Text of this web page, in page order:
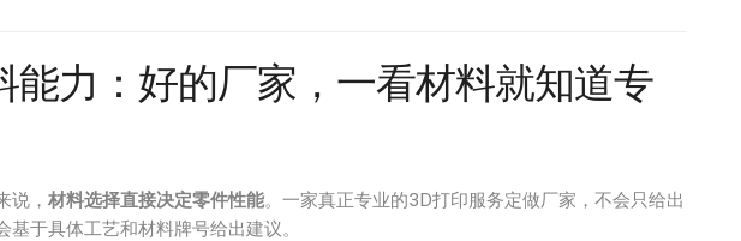
能力：好的厂家，一看材料就知道专
说， 材料选择直接决定零件性能。一家真正专业的3D打印服务定做厂家，不会只给出
基于具体工艺和材料牌号给出建议。